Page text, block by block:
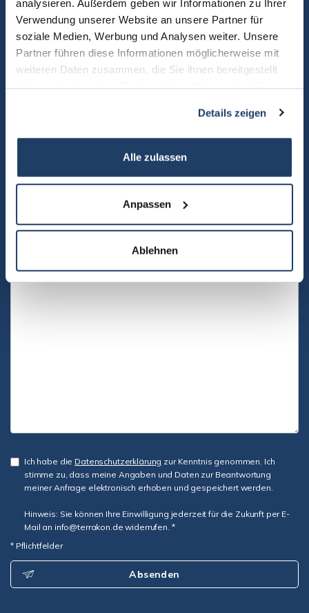
analysieren. Außerdem geben wir Informationen zu Ihrer
Verwendung unserer Website an unsere Partner für
soziale Medien, Werbung und Analysen weiter. Unsere
Partner führen diese Informationen möglicherweise mit
weiteren Daten zusammen, die Sie ihnen bereitgestellt
Details zeigen
Alle zulassen
Anpassen
Ablehnen
Kontaktieren Sie uns unverbindlich. Wir freuen uns auf
Sie und Ihre Immobilie.
Ich habe die Datenschutzerklärung zur Kenntnis genommen. Ich
stimme zu, dass meine Angaben und Daten zur Beantwortung
meiner Anfrage elektronisch erhoben und gespeichert werden.
Hinweis: Sie können Ihre Einwilligung jederzeit für die Zukunft per E-
Mail an info@terrakon.de widerrufen. *
* Pflichtfelder
Absenden